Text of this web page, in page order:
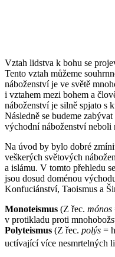
Vztah lidstva k bohu se
Tento vztah můžeme
náboženství je ve světě
i vztahem mezi bohem a
náboženství je silně spjato s
Následně se budeme
východní náboženství neboli
Na úvod by bylo dobré
veškerých světových
a islámu. V tomto přehledu
jsou dosud doménou
Konfuciánství, Taoismus a
Monoteismus (Z řec. mónos
v protikladu proti
Polyteismus (Z řec. polýs =
uctívající více nesmrtelných